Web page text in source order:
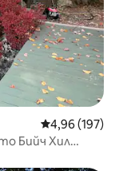
Средна
4,96 (197)
Бийч Хил